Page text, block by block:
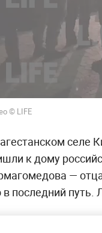
© LIFE
селе
к дому
—
в последний путь.